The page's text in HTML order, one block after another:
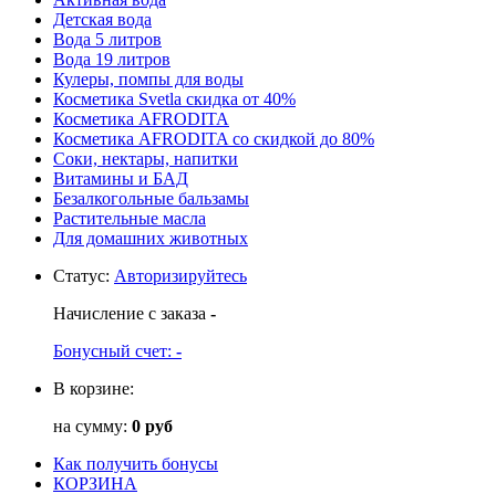
Детская вода
Вода 5 литров
Вода 19 литров
Кулеры, помпы для воды
Косметика Svetla скидка от 40%
Косметика AFRODITA
Косметика AFRODITA со скидкой до 80%
Соки, нектары, напитки
Витамины и БАД
Безалкогольные бальзамы
Растительные масла
Для домашних животных
Статус: Авторизируйтесь
Начисление с заказа -
Бонусный счет: -
В корзине:
на сумму: 0 руб
Как получить бонусы
КОРЗИНА